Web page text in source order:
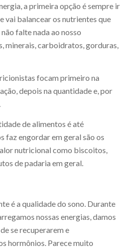
a primeira opção é sempre ir
vai balancear os nutrientes que
falte nada ao nosso
minerais, carboidratos, gorduras,
focam primeiro na
depois na quantidade e, por
de alimentos é até
faz engordar em geral são os
nutricional como biscoitos,
de padaria em geral.
é a qualidade do sono. Durante
nossas energias, damos
se recuperarem e
hormônios. Parece muito